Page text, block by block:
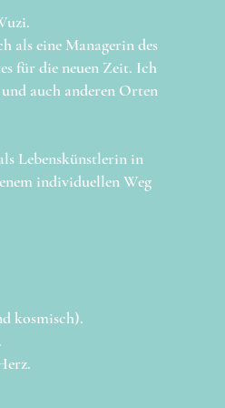
als eine Managerin des
für die neuen Zeit. Ich
auch anderen Orten
Lebenskünstlerin in
individuellen Weg
kosmisch).